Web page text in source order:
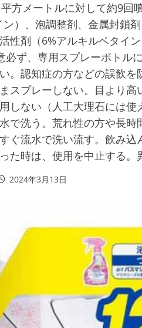
方メートルに対して約9
）、泡調整剤、金属封鎖
性剤（6%アルキルベタイ
必ず、専用スプレーボトル
。認知症の方などの誤飲
スプレーしない。目より
しない（人工大理石には
で洗う。荒れ性の方や長
ぐ流水で洗い流す。飲み
た時は、使用を中止する。
2024年3月13日